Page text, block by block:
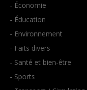
- Économie
- Éducation
- Environnement
- Faits divers
- Santé et bien-être
- Sports